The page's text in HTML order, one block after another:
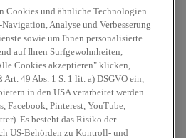
Daten werden
Cookies und ähnliche Technologien
Analyse und Verbesserung
sowie um Ihnen personalisierte
auf Ihren Surfgewohnheiten,
Cookies akzeptieren" klicken,
49 Abs. 1 S. 1 lit. a) DSGVO ein,
in den USA verarbeitet werden
Facebook, Pinterest, YouTube,
Es besteht das Risiko der
US-Behörden zu Kontroll- und